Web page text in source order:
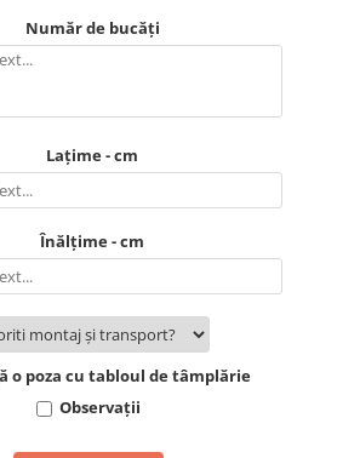
Număr de bucăți
Lațime - cm
Înălțime - cm
o poza cu tabloul de tâmplărie
Observații